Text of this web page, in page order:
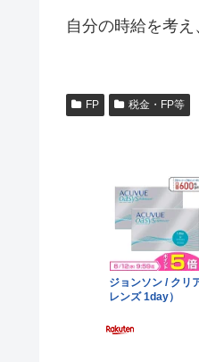
自分の時給を考え
FP 税金・FP等